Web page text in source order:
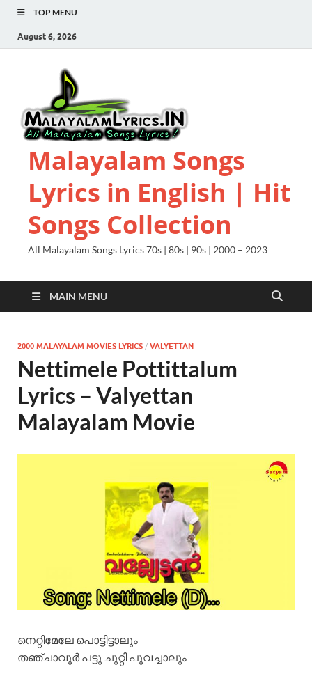
TOP MENU
August 6, 2026
Malayalam Songs
Lyrics in English | Hit
Songs Collection
All Malayalam Songs Lyrics 70s | 80s | 90s | 2000 – 2023
MAIN MENU
2000 MALAYALAM MOVIES LYRICS / VALYETTAN
Nettimele Pottittalum
Lyrics – Valyettan
Malayalam Movie
നെറ്റിമേലേ പൊട്ടിട്ടാലും
തഞ്ചാവൂർ പട്ടു ചുറ്റി പൂവച്ചാലും